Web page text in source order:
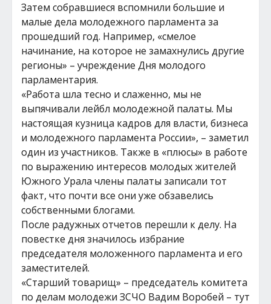
Затем собравшиеся вспомнили большие и
малые дела молодежного парламента за
прошедший год. Например, «смелое
начинание, на которое не замахнулись другие
регионы» – учреждение Дня молодого
парламентария.
«Работа шла тесно и слаженно, мы не
выпячивали лейбл молодежной палаты. Мы
настоящая кузница кадров для власти, бизнеса
и молодежного парламента России», – заметил
один из участников. Также в «плюсы» в работе
по выражению интересов молодых жителей
Южного Урала члены палаты записали тот
факт, что почти все они уже обзавелись
собственными блогами.
После радужных отчетов перешли к делу. На
повестке дня значилось избрание
председателя моложенного парламента и его
заместителей.
«Старший товарищ» – председатель комитета
по делам молодежи ЗСЧО Вадим Воробей – тут